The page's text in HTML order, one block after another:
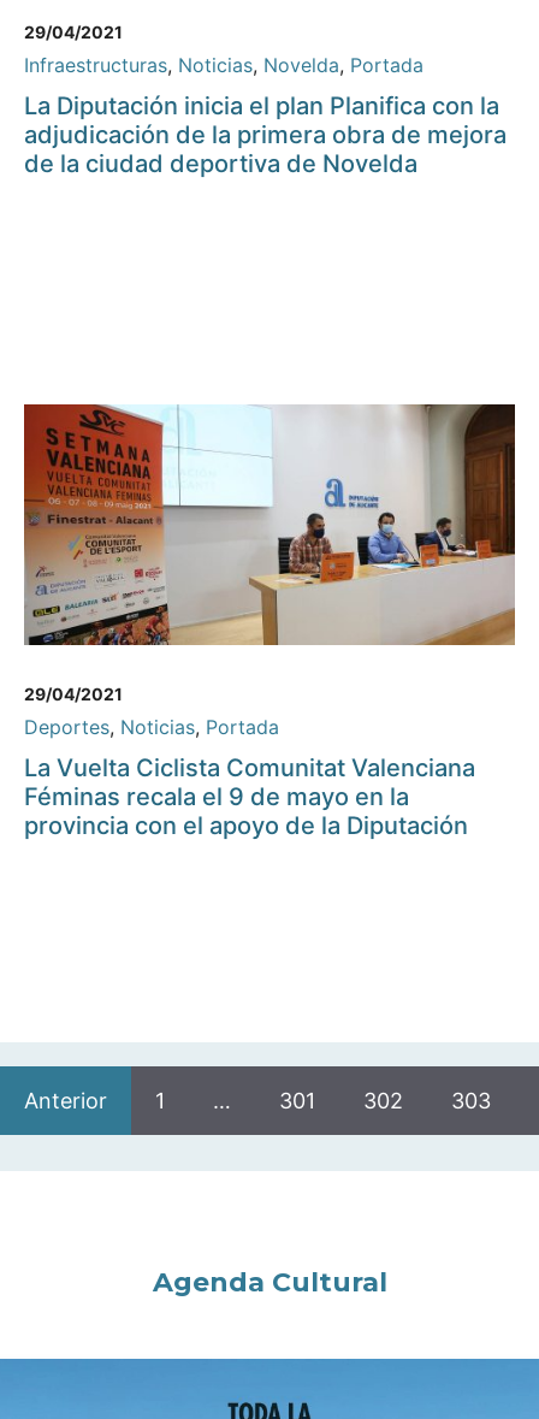
29/04/2021
Infraestructuras, Noticias, Novelda, Portada
La Diputación inicia el plan Planifica con la
adjudicación de la primera obra de mejora
de la ciudad deportiva de Novelda
29/04/2021
Deportes, Noticias, Portada
La Vuelta Ciclista Comunitat Valenciana
Féminas recala el 9 de mayo en la
provincia con el apoyo de la Diputación
Anterior 1 … 301 302 303
Agenda Cultural